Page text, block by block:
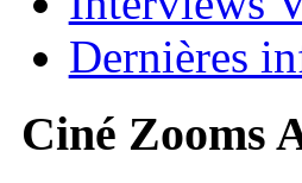
Dernières
Ciné Zooms